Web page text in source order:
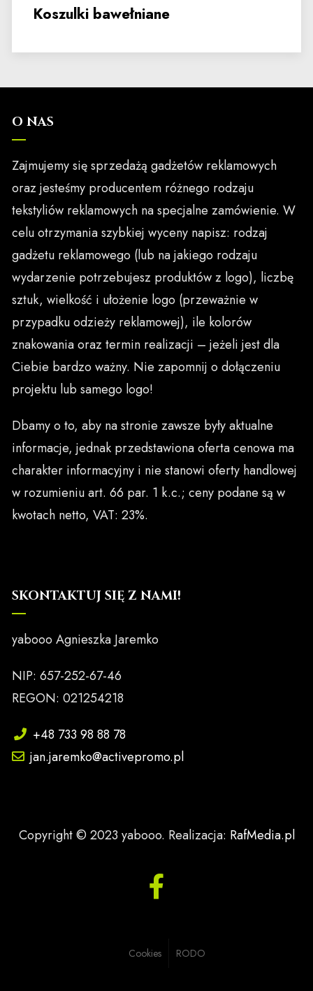
Koszulki bawełniane
O NAS
Zajmujemy się sprzedażą gadżetów reklamowych
oraz jesteśmy producentem różnego rodzaju
tekstyliów reklamowych na specjalne zamówienie. W
celu otrzymania szybkiej wyceny napisz: rodzaj
gadżetu reklamowego (lub na jakiego rodzaju
wydarzenie potrzebujesz produktów z logo), liczbę
sztuk, wielkość i ułożenie logo (przeważnie w
przypadku odzieży reklamowej), ile kolorów
znakowania oraz termin realizacji – jeżeli jest dla
Ciebie bardzo ważny. Nie zapomnij o dołączeniu
projektu lub samego logo!
Dbamy o to, aby na stronie zawsze były aktualne
informacje, jednak przedstawiona oferta cenowa ma
charakter informacyjny i nie stanowi oferty handlowej
w rozumieniu art. 66 par. 1 k.c.; ceny podane są w
kwotach netto, VAT: 23%.
SKONTAKTUJ SIĘ Z NAMI!
yabooo Agnieszka Jaremko
NIP: 657-252-67-46
REGON: 021254218
+48 733 98 88 78
jan.jaremko@activepromo.pl
Copyright © 2023 yabooo. Realizacja: RafMedia.pl
Cookies RODO